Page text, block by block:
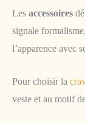
Les accessoires
signale
l’apparence avec
Pour choisir la
veste et au motif